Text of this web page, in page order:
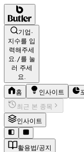
기업·
지수를 입
력해주세
요./를 눌
러 주세
요.
홈 인사이트
최근 본 종목
인사이트
활용법/공지